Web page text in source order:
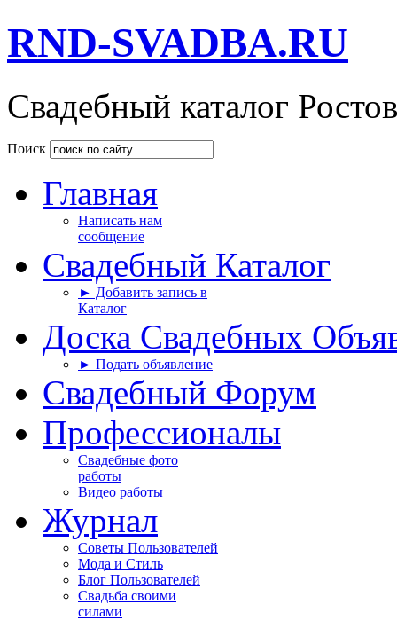
RND-SVADBA.RU
Свадебный каталог
Поиск
Главная
Написать нам
сообщение
Свадебный Каталог
► Добавить запись в
Каталог
Доска Свадебных
► Подать объявление
Свадебный Форум
Профессионалы
Свадебные фото
работы
Видео работы
Журнал
Советы Пользователей
Мода и Стиль
Блог Пользователей
Свадьба своими
силами